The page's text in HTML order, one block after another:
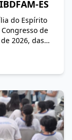
ES
do Espírito
Congresso de
2026, das